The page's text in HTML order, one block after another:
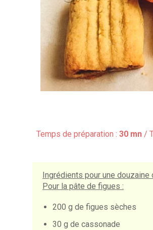
Temps de préparation : 30 mn /
Ingrédients pour une douzaine
Pour la pâte de figues :
200 g de figues sèches
30 g de cassonade